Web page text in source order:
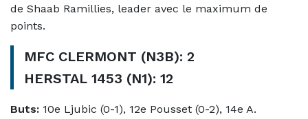
de Shaab Ramillies, leader avec le maximum de
points.
MFC CLERMONT (N3B): 2
HERSTAL 1453 (N1): 12
Buts: 10e Ljubic (0-1), 12e Pousset (0-2), 14e A.